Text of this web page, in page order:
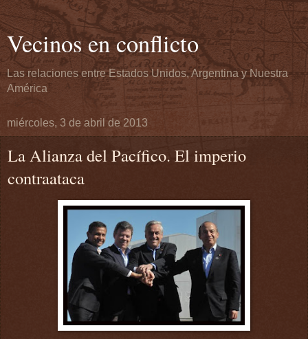
Vecinos en conflicto
Las relaciones entre Estados Unidos, Argentina y Nuestra
América
miércoles, 3 de abril de 2013
La Alianza del Pacífico. El imperio
contraataca